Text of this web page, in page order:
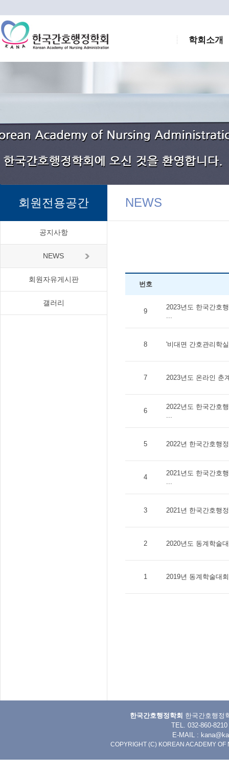
학회소개
회원전용공간
공지사항
NEWS
회원자유게시판
갤러리
NEWS
번호
9
2023년도 한국간호
...
8 '비대면 간호관리학
7 2023년도 온라인 춘
6
2022년도 한국간호
...
5 2022년 한국간호행
4
2021년도 한국간호
...
3 2021년 한국간호행
2 2020년도 동계학술
1 2019년 동계학술대
한국간호행정학회 한국간호행정
TEL. 032-860-
E-MAIL :
COPYRIGHT (C) KOREAN ACADEMY